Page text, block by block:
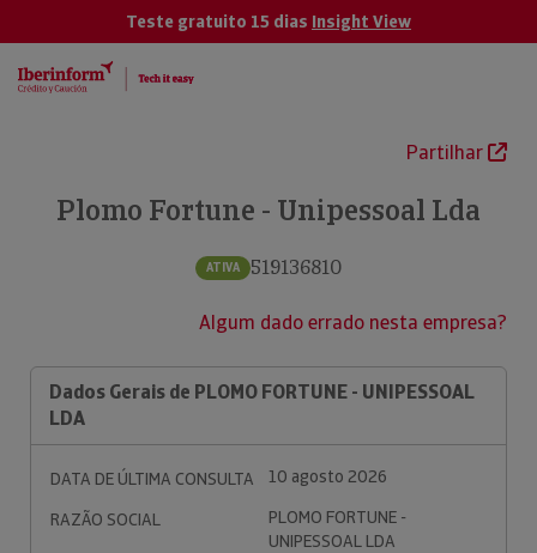
Teste gratuito 15 dias Insight View
Partilhar
Plomo Fortune - Unipessoal Lda
ATIVA 519136810
Algum dado errado nesta empresa?
Dados Gerais de PLOMO FORTUNE - UNIPESSOAL
LDA
DATA DE ÚLTIMA CONSULTA
10 agosto 2026
RAZÃO SOCIAL
PLOMO FORTUNE -
UNIPESSOAL LDA